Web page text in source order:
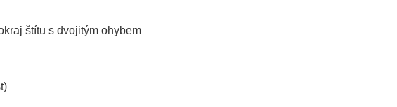
štítu s dvojitým ohybem